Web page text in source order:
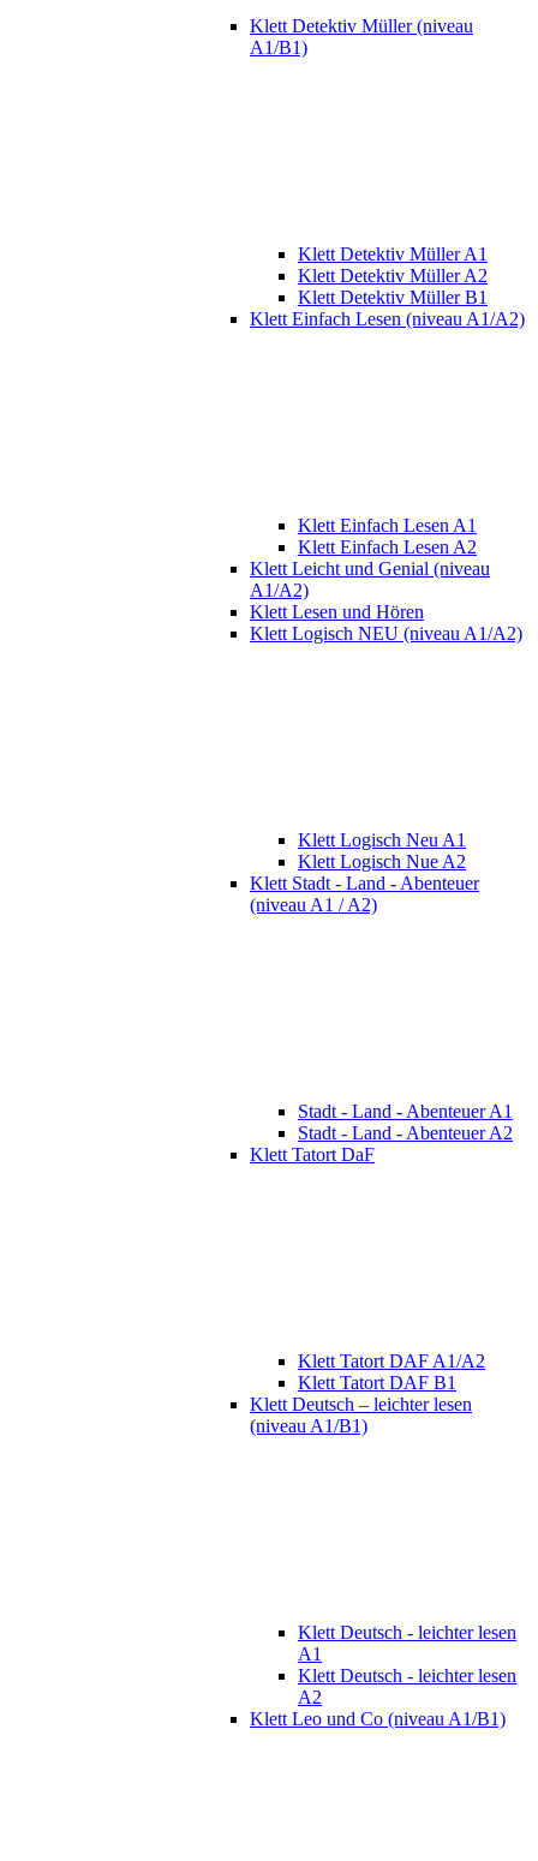
Klett Detektiv Müller (niveau
A1/B1)
Klett Detektiv Müller A1
Klett Detektiv Müller A2
Klett Detektiv Müller B1
Klett Einfach Lesen (niveau A1/A2)
Klett Einfach Lesen A1
Klett Einfach Lesen A2
Klett Leicht und Genial (niveau
A1/A2)
Klett Lesen und Hören
Klett Logisch NEU (niveau A1/A2)
Klett Logisch Neu A1
Klett Logisch Nue A2
Klett Stadt - Land - Abenteuer
(niveau A1 / A2)
Stadt - Land - Abenteuer A1
Stadt - Land - Abenteuer A2
Klett Tatort DaF
Klett Tatort DAF A1/A2
Klett Tatort DAF B1
Klett Deutsch – leichter lesen
(niveau A1/B1)
Klett Deutsch - leichter lesen
A1
Klett Deutsch - leichter lesen
A2
Klett Leo und Co (niveau A1/B1)